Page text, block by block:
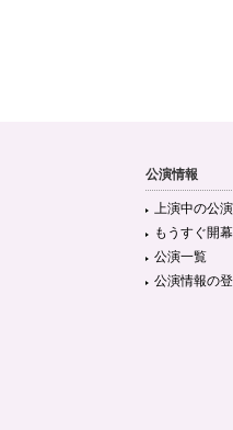
公演情報
上演中の公演
もうすぐ開
公演一覧
公演情報の